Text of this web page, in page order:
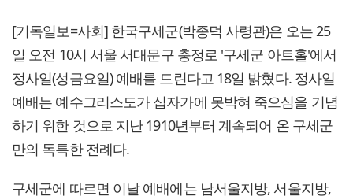
[기독일보=사회] 한국구세군(박종덕 사령관)은 오는 25
일 오전 10시 서울 서대문구 충정로 '구세군 아트홀'에서
정사일(성금요일) 예배를 드린다고 18일 밝혔다. 정사일
예배는 예수그리스도가 십자가에 못박혀 죽으심을 기념
하기 위한 것으로 지난 1910년부터 계속되어 온 구세군
만의 독특한 전례다.
구세군에 따르면 이날 예배에는 남서울지방, 서울지방,